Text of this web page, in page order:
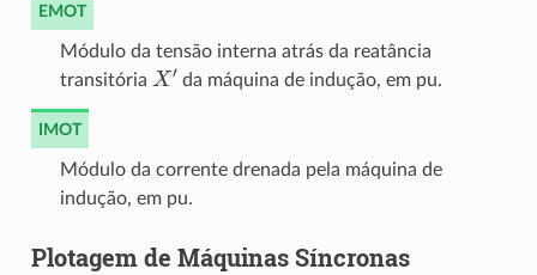
EMOT
Módulo da tensão interna atrás da reatância
transitória X′ da máquina de indução, em pu.
IMOT
Módulo da corrente drenada pela máquina de
indução, em pu.
Plotagem de Máquinas Síncronas